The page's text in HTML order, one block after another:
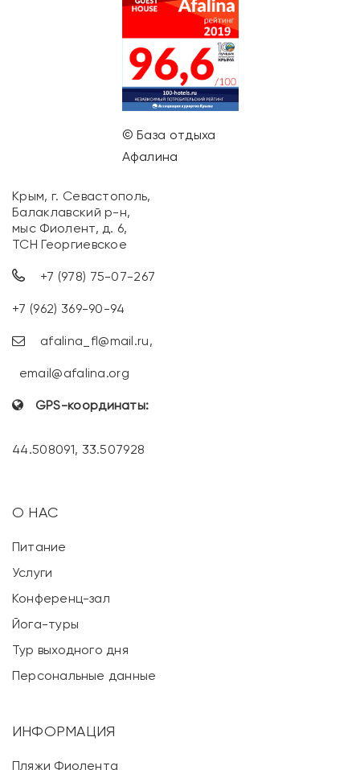
© База отдыха
Афалина
Крым, г. Севастополь,
Балаклавский р-н,
мыс Фиолент, д. 6,
ТСН Георгиевское
+7 (978) 75-07-267
+7 (962) 369-90-94
afalina_fl@mail.ru,
email@afalina.org
GPS-координаты:
44.508091, 33.507928
О НАС
Питание
Услуги
Конференц-зал
Йога-туры
Тур выходного дня
Персональные данные
ИНФОРМАЦИЯ
Пляжи Фиолента